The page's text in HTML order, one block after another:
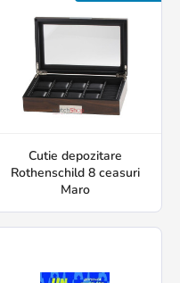
Cutie depozitare
Rothenschild 8 ceasuri
Maro